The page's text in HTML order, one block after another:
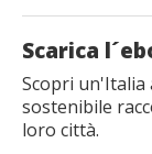
Scarica
Scopri
sostenibile
loro città.